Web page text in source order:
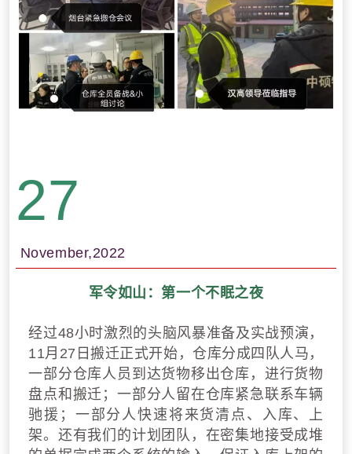
27
November,2022
军令如山：第一个不眠之夜
经过48小时激烈的头脑风暴准备及实战预演，
11月27日搬迁正式开始，仓库分成四队人马，
一部分仓库人员到达货物移出仓库，进行货物
盘点和搬迁；一部分人留在仓库紧急联系车辆
驰援；一部分人快速将来货清点、入库、上
架。还有我们的计划团队，在密集地接受成堆